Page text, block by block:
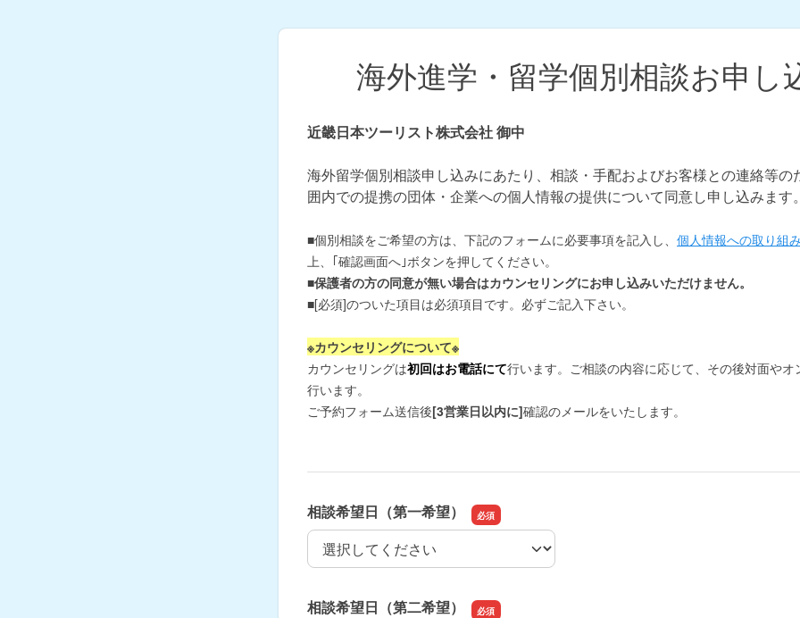
海外進学・留学個別相談お申し
近畿日本ツーリスト株式会社 御中
海外留学個別相談申し込みにあたり、相談・手配およびお客様との連絡等の
囲内での提携の団体・企業への個人情報の提供について同意し申し込みます。
■個別相談をご希望の方は、下記のフォームに必要事項を記入し、 個人情報への取り組み
上、｢確認画面へ｣ボタンを押してください。
■保護者の方の同意が無い場合はカウンセリングにお申し込みいただけません。
■[必須]のついた項目は必須項目です。必ずご記入下さい。
※カウンセリングについて※
カウンセリングは初回はお電話にて行います。ご相談の内容に応じて、その後対面やオ
行います。
ご予約フォーム送信後[3営業日以内に]確認のメールをいたします。
相談希望日（第一希望）
相談希望日（第一希望）
相談希望日（第二希望）